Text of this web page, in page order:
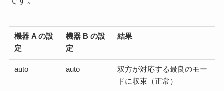
機器 A の設
定
機器 B の設
定
結果
auto auto
双方が対応する最良のモー
ドに収束（正常）